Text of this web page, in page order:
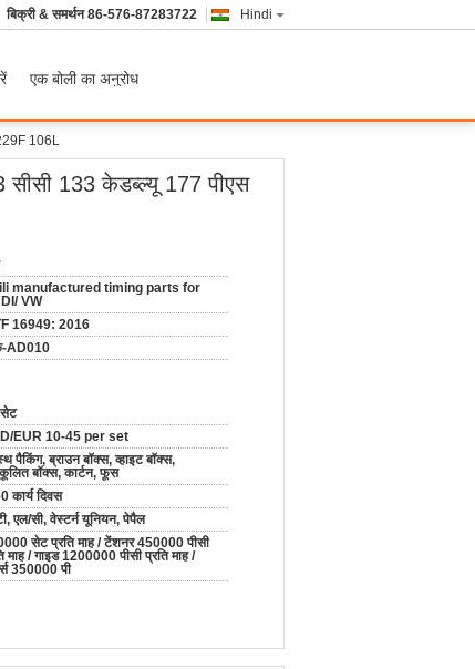
Hindi
बिक्री & समर्थन86-576-87283722
एक बोली का अनुरोध
106L
133 केडब्ल्यू 177 पीएस
manufactured timing parts for
VW
16949: 2016
AD010
EUR 10-45 per set
पैकिंग, ब्राउन बॉक्स, व्हाइट बॉक्स,
बॉक्स, कार्टन, फूस
कार्य दिवस
एल/सी, वेस्टर्न यूनियन, पेपैल
सेट प्रति माह / टेंशनर 450000 पीसी
माह / गाइड 1200000 पीसी प्रति माह /
350000 पी